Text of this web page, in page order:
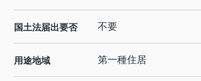
国土法届出要否 不要
用途地域 第一種住居